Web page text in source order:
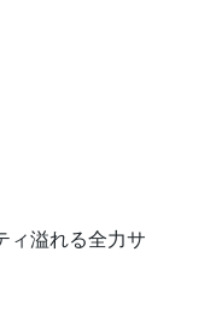
ィ溢れる全力サ